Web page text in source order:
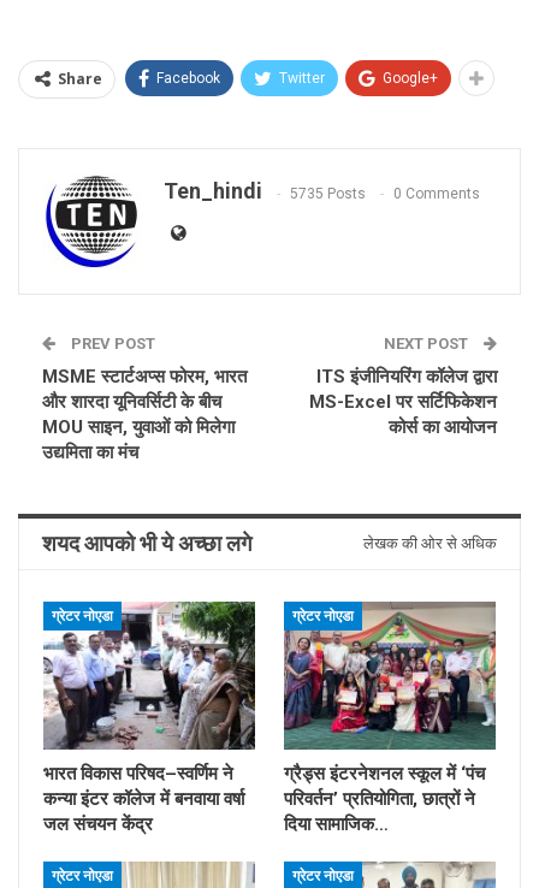
Share Facebook Twitter Google+
Ten_hindi 5735 Posts 0 Comments
PREV POST
MSME स्टार्टअप्स फोरम, भारत
और शारदा यूनिवर्सिटी के बीच
MOU साइन, युवाओं को मिलेगा
उद्यमिता का मंच
NEXT POST
ITS इंजीनियरिंग कॉलेज द्वारा
MS-Excel पर सर्टिफिकेशन
कोर्स का आयोजन
शयद आपको भी ये अच्छा लगे लेखक की ओर से अधिक
ग्रेटर नोएडा
भारत विकास परिषद–स्वर्णिम ने
कन्या इंटर कॉलेज में बनवाया वर्षा
जल संचयन केंद्र
ग्रेटर नोएडा
ग्रैड्स इंटरनेशनल स्कूल में ‘पंच
परिवर्तन’ प्रतियोगिता, छात्रों ने
दिया सामाजिक…
ग्रेटर नोएडा ग्रेटर नोएडा